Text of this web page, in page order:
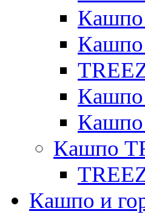
Кашпо
Кашпо
Кашпо
Кашпо
Кашпо
Кашпо и